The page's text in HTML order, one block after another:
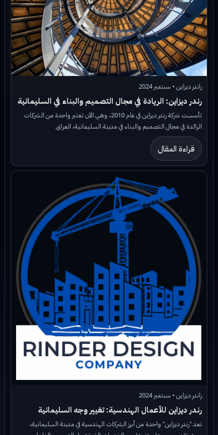
راندر ديزاين • سبتمبر 2024
رندر ديزاين: الريادة في مجال التصميم والبناء في السليمانية
تأسست شركة رندر ديزاين في عام 2010، وهي الآن تعتبر واحدة من الشركات
الرائدة في مجال التصميم والبناء في مدينة السليمانية، العراق.
قراءة المقال
راندر ديزاين • سبتمبر 2024
رندر ديزاين للأعمال الهندسية: تغيير وجه السليمانية
تعد "رندر ديزاين" واحدة من أبرز الشركات الهندسية في مدينة السليمانية،